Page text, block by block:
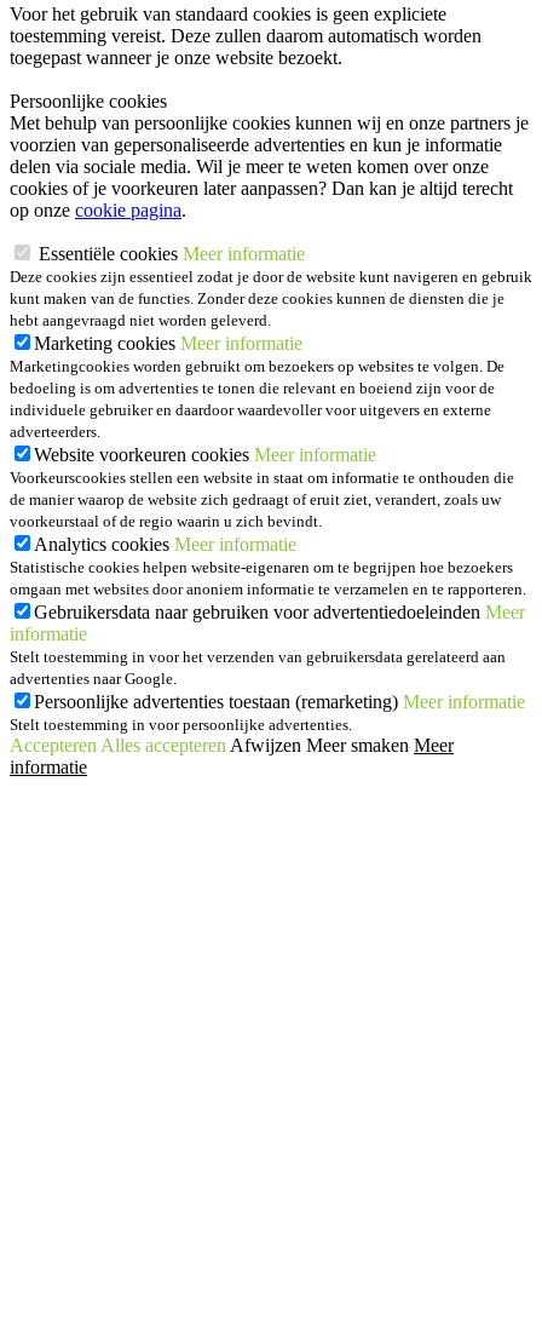
Voor het gebruik van standaard cookies is geen expliciete
toestemming vereist. Deze zullen daarom automatisch worden
toegepast wanneer je onze website bezoekt.
Persoonlijke cookies
Met behulp van persoonlijke cookies kunnen wij en onze partners je
voorzien van gepersonaliseerde advertenties en kun je informatie
delen via sociale media. Wil je meer te weten komen over onze
cookies of je voorkeuren later aanpassen? Dan kan je altijd terecht
op onze cookie pagina.
Essentiële cookies Meer informatie
Deze cookies zijn essentieel zodat je door de website kunt navigeren en gebruik
kunt maken van de functies. Zonder deze cookies kunnen de diensten die je
hebt aangevraagd niet worden geleverd.
Marketing cookies Meer informatie
Marketingcookies worden gebruikt om bezoekers op websites te volgen. De
bedoeling is om advertenties te tonen die relevant en boeiend zijn voor de
individuele gebruiker en daardoor waardevoller voor uitgevers en externe
adverteerders.
Website voorkeuren cookies Meer informatie
Voorkeurscookies stellen een website in staat om informatie te onthouden die
de manier waarop de website zich gedraagt of eruit ziet, verandert, zoals uw
voorkeurstaal of de regio waarin u zich bevindt.
Analytics cookies Meer informatie
Statistische cookies helpen website-eigenaren om te begrijpen hoe bezoekers
omgaan met websites door anoniem informatie te verzamelen en te rapporteren.
Gebruikersdata naar gebruiken voor advertentiedoeleinden Meer
informatie
Stelt toestemming in voor het verzenden van gebruikersdata gerelateerd aan
advertenties naar Google.
Persoonlijke advertenties toestaan (remarketing) Meer informatie
Stelt toestemming in voor persoonlijke advertenties.
Accepteren Alles accepteren Afwijzen Meer smaken Meer
informatie